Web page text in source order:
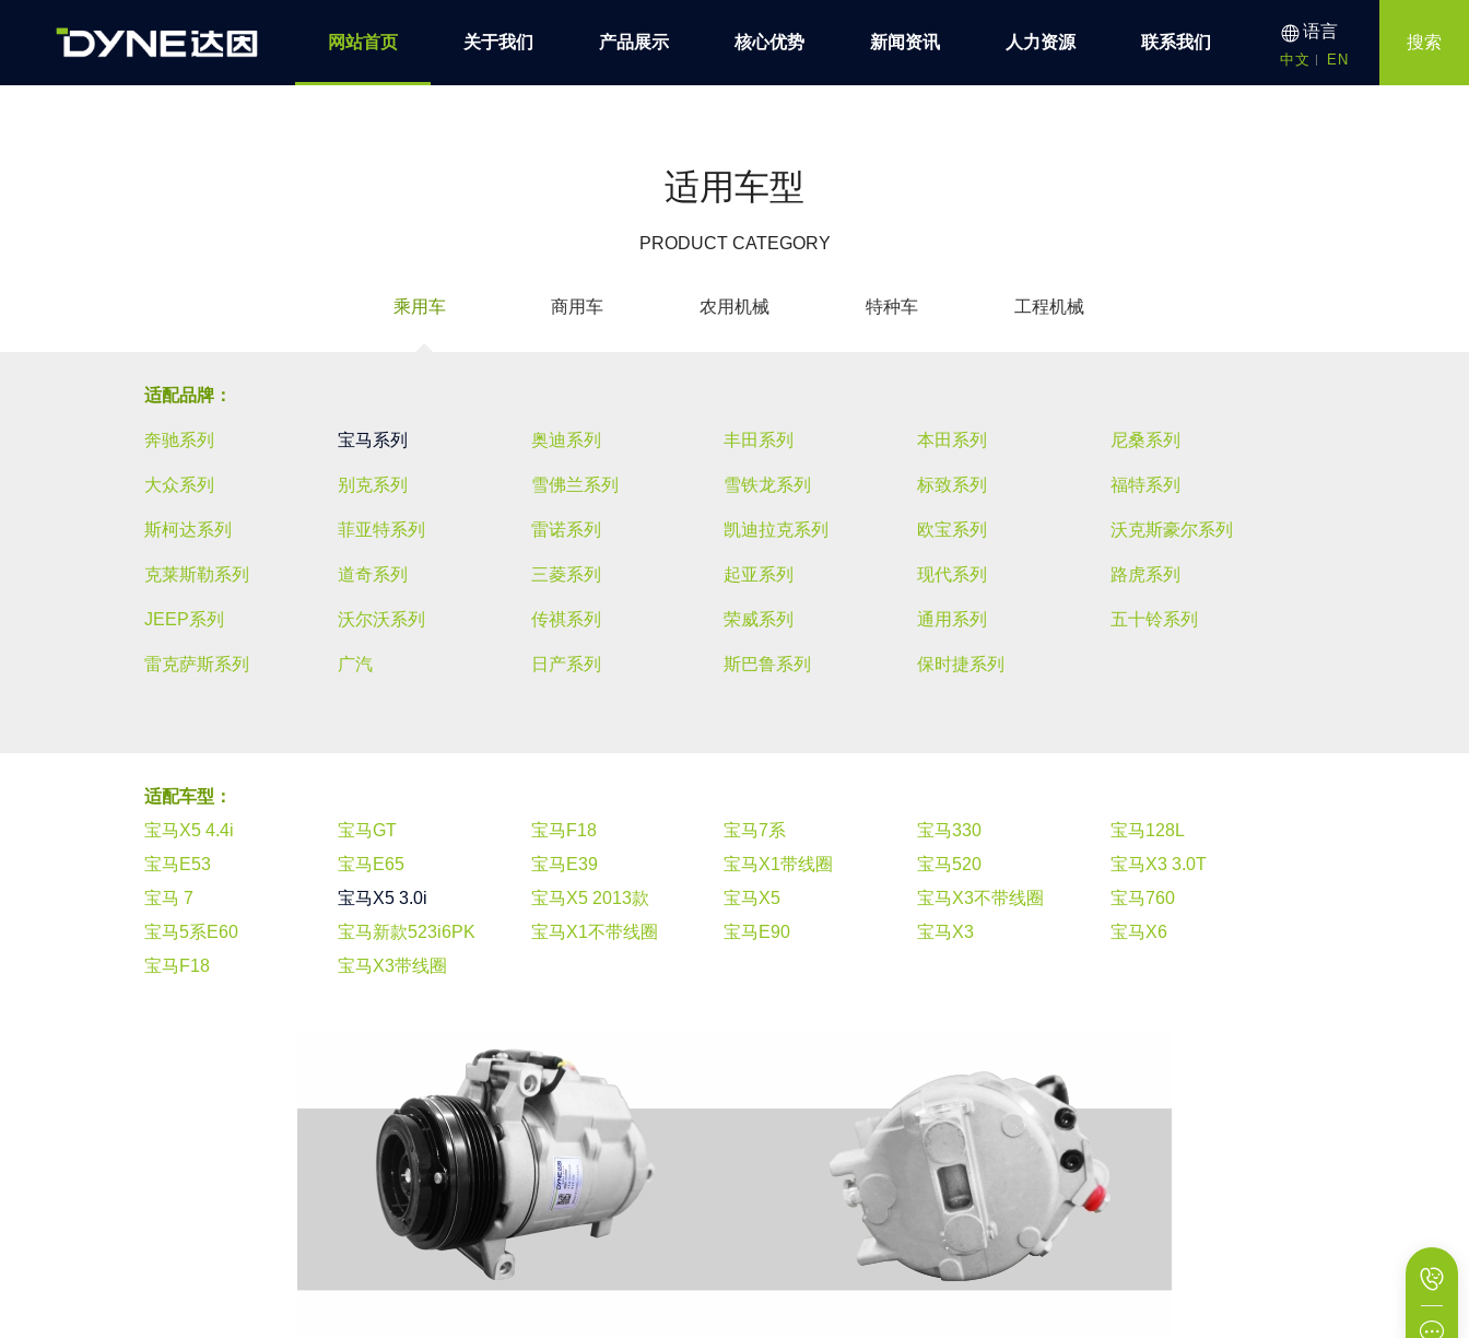
语言
中文 EN
搜索
网站首页 关于我们 产品展示 核心优势 新闻资讯 人力资源 联系我们
适用车型
PRODUCT CATEGORY
乘用车 商用车 农用机械 特种车 工程机械
适配品牌：
奔驰系列 宝马系列 奥迪系列 丰田系列 本田系列 尼桑系列
大众系列 别克系列 雪佛兰系列 雪铁龙系列 标致系列 福特系列
斯柯达系列 菲亚特系列 雷诺系列 凯迪拉克系列 欧宝系列 沃克斯豪尔系列
克莱斯勒系列 道奇系列 三菱系列 起亚系列 现代系列 路虎系列
JEEP系列 沃尔沃系列 传祺系列 荣威系列 通用系列 五十铃系列
雷克萨斯系列 广汽 日产系列 斯巴鲁系列 保时捷系列
适配车型：
宝马X5 4.4i
宝马GT 宝马F18 宝马7系 宝马330
宝马128L
宝马E53
宝马E65 宝马E39 宝马X1带线圈 宝马520
宝马X3 3.0T
宝马 7
宝马X5 3.0i 宝马X5 2013款 宝马X5 宝马X3不带线圈
宝马760
宝马5系E60
宝马新款523i6PK 宝马X1不带线圈 宝马E90 宝马X3
宝马X6
宝马F18
宝马X3带线圈